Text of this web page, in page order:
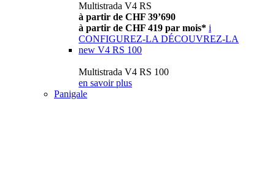
Multistrada V4 RS
à partir de CHF 39’690
à partir de CHF 419 par mois* i
CONFIGUREZ-LA DÉCOUVREZ-LA
new V4 RS 100
Multistrada V4 RS 100
en savoir plus
Panigale